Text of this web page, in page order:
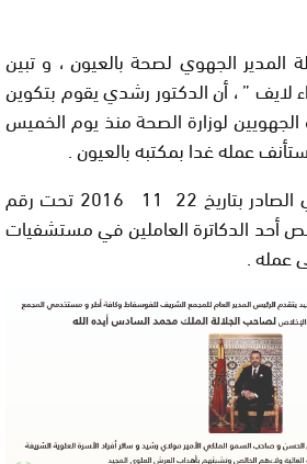
المدير الجهوي لصحة بالعيون، و تبين
لايف ” ، أنالدكتور رشدييقوم بتكوين
الجهويين لوزارة الصحة منذ يوم الخميس
عمله غدا بمكتبه بالعيون .
بتاريخ 22
تحت رقم
أحد الدكاترة العاملين في مستشفيات
عمله .